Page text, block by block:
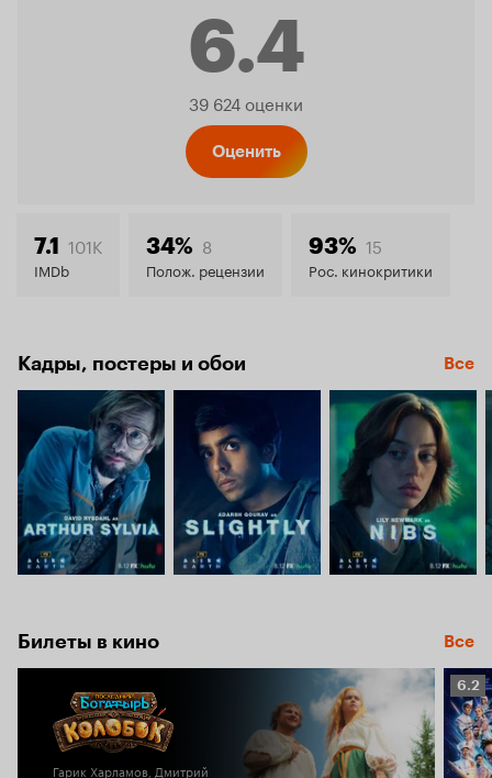
6.4
Рейтинг
6.4
39 624 оценки
Оценить
7.1 101K
IMDb
34% 8
Полож. рецензии
93% 15
Рос. кинокритики
Кадры, постеры и обои Все
Билеты в кино Все
Гарик Харламов, Дмитрий
6.2
6.2